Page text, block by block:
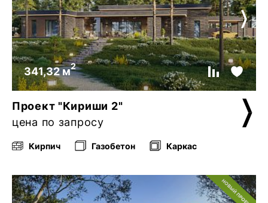
341,32 м2
Проект "Кириши 2"
цена по запросу
Кирпич Газобетон Каркас